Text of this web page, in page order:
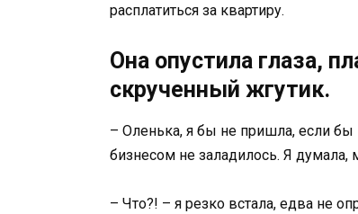
расплатиться за квартиру.
Она опустила глаза,
скрученный жгутик.
– Оленька, я бы не пришла, если
бизнесом не заладилось. Я
– Что?! – я резко встала, едва не